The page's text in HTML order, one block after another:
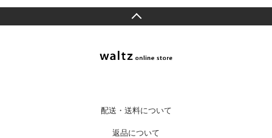
配送・送料について
返品について